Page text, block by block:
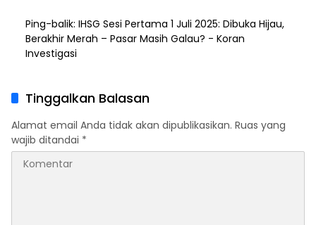
Ping-balik: IHSG Sesi Pertama 1 Juli 2025: Dibuka Hijau,
Berakhir Merah – Pasar Masih Galau? - Koran
Investigasi
Tinggalkan Balasan
Alamat email Anda tidak akan dipublikasikan. Ruas yang
wajib ditandai *